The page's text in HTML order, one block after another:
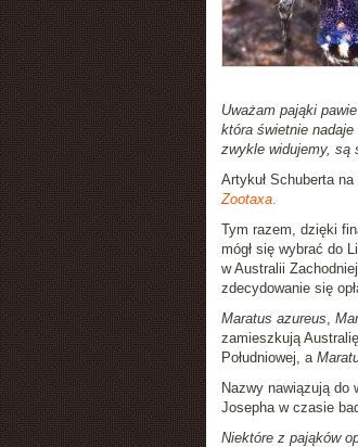
Uważam pająki
która świetnie nadaje
zwykle widujemy, są
Artykuł Schuberta
Zootaxa.
Tym razem, dzięki
mógł się wybrać do
w Australii
zdecydowanie się
Maratus azureus,
zamieszkują
Południowej, a
Nazwy nawiązują do
Josepha w czasie
Niektóre z pająków